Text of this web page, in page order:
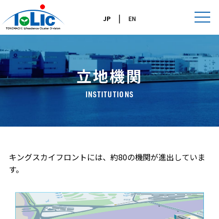
JP| EN
立地機関
INSTITUTIONS
キングスカイフロントには、約80の機関が進出していま
す。